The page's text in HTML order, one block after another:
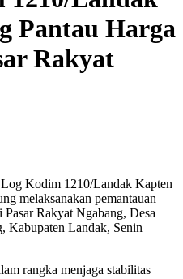
Pantau Harga
Rakyat
Log Kodim 1210/Landak Kapten
melaksanakan pemantauan
Pasar Rakyat Ngabang, Desa
Kabupaten Landak, Senin
rangka menjaga stabilitas